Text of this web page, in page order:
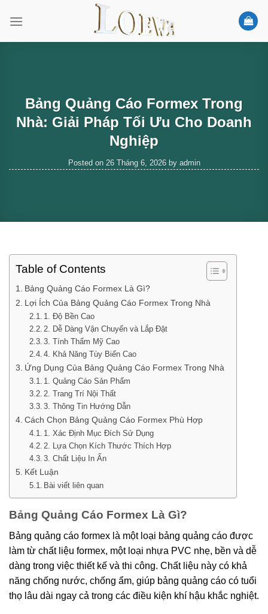
Bảng Quảng Cáo Formex Trong
Nhà: Giải Pháp Tối Ưu Cho Doanh
Nghiệp
Posted on 26 Tháng 6, 2026by admin
Table of Contents
Bảng Quảng Cáo Formex Là Gì?
Lợi Ích Của Bảng Quảng Cáo Formex Trong Nhà
1. Độ Bền Cao
2. Dễ Dàng Vận Chuyển và Lắp Đặt
3. Tính Thẩm Mỹ Cao
4. Khả Năng Tùy Biến Cao
Ứng Dụng Của Bảng Quảng Cáo Formex Trong Nhà
1. Quảng Cáo Sản Phẩm
2. Trang Trí Nội Thất
3. Thông Tin Hướng Dẫn
Cách Chọn Bảng Quảng Cáo Formex Phù Hợp
1. Xác Định Mục Đích Sử Dụng
2. Lựa Chọn Kích Thước Thích Hợp
3. Chất Liệu In Ấn
Kết Luận
Bài viết liên quan
Bảng Quảng Cáo Formex Là Gì?
Bảng quảng cáo formex là một loại bảng quảng cáo được
làm từ chất liệu formex, một loại nhựa PVC nhẹ, bền và dễ
dàng trong việc thiết kế và thi công. Chất liệu này có khả
năng chống nước, chống ẩm, giúp bảng quảng cáo có tuổi
thọ lâu dài ngay cả trong các điều kiện khí hậu khắc nghiệt.